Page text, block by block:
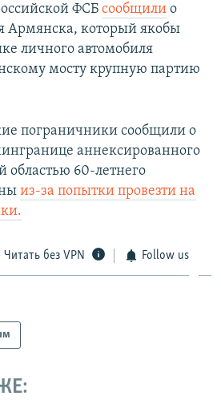
ФСБ сообщили о
Армянска, который якобы
личного автомобиля
мосту крупную партию
пограничники сообщили о
аннексированного
областью 60-летнего
из-за попытки провезти на
Читать без VPN Follow us